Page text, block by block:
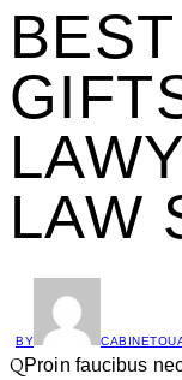
LAW
BY
QProin faucibus